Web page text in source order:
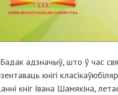
адзначыў, што ў час
кнігі
кніг Івана Шамякіна,